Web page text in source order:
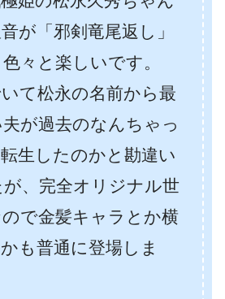
が「邪剣竜尾返し」
々と楽しいです。
て松永の名前から最
が過去のなんちゃっ
生したのかと勘違い
、完全オリジナル世
で金髪キャラとか横
も普通に登場しま